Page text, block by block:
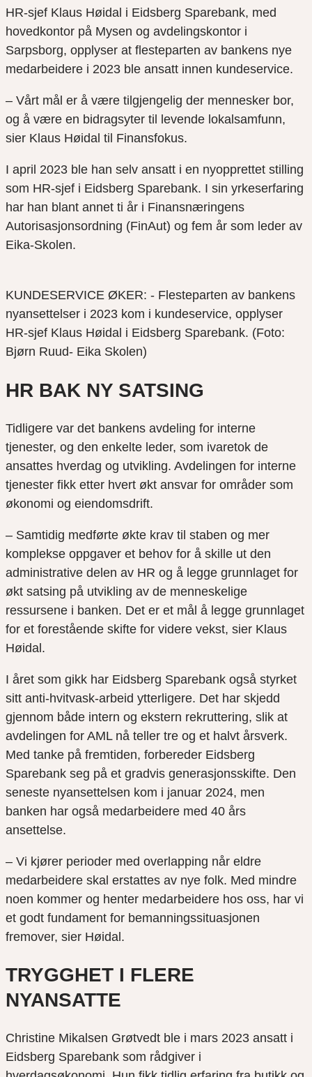
HR-sjef Klaus Høidal i Eidsberg Sparebank, med
hovedkontor på Mysen og avdelingskontor i
Sarpsborg, opplyser at flesteparten av bankens nye
medarbeidere i 2023 ble ansatt innen kundeservice.
– Vårt mål er å være tilgjengelig der mennesker bor,
og å være en bidragsyter til levende lokalsamfunn,
sier Klaus Høidal til Finansfokus.
I april 2023 ble han selv ansatt i en nyopprettet stilling
som HR-sjef i Eidsberg Sparebank. I sin yrkeserfaring
har han blant annet ti år i Finansnæringens
Autorisasjonsordning (FinAut) og fem år som leder av
Eika-Skolen.
KUNDESERVICE ØKER: - Flesteparten av bankens
nyansettelser i 2023 kom i kundeservice, opplyser
HR-sjef Klaus Høidal i Eidsberg Sparebank. (Foto:
Bjørn Ruud- Eika Skolen)
HR BAK NY SATSING
Tidligere var det bankens avdeling for interne
tjenester, og den enkelte leder, som ivaretok de
ansattes hverdag og utvikling. Avdelingen for interne
tjenester fikk etter hvert økt ansvar for områder som
økonomi og eiendomsdrift.
– Samtidig medførte økte krav til staben og mer
komplekse oppgaver et behov for å skille ut den
administrative delen av HR og å legge grunnlaget for
økt satsing på utvikling av de menneskelige
ressursene i banken. Det er et mål å legge grunnlaget
for et forestående skifte for videre vekst, sier Klaus
Høidal.
I året som gikk har Eidsberg Sparebank også styrket
sitt anti-hvitvask-arbeid ytterligere. Det har skjedd
gjennom både intern og ekstern rekruttering, slik at
avdelingen for AML nå teller tre og et halvt årsverk.
Med tanke på fremtiden, forbereder Eidsberg
Sparebank seg på et gradvis generasjonsskifte. Den
seneste nyansettelsen kom i januar 2024, men
banken har også medarbeidere med 40 års
ansettelse.
– Vi kjører perioder med overlapping når eldre
medarbeidere skal erstattes av nye folk. Med mindre
noen kommer og henter medarbeidere hos oss, har vi
et godt fundament for bemanningssituasjonen
fremover, sier Høidal.
TRYGGHET I FLERE
NYANSATTE
Christine Mikalsen Grøtvedt ble i mars 2023 ansatt i
Eidsberg Sparebank som rådgiver i